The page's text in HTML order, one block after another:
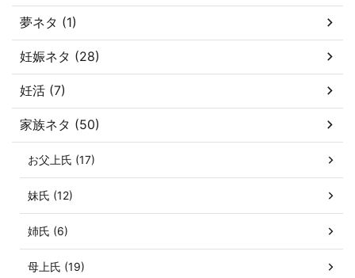
夢ネタ (1)
妊娠ネタ (28)
妊活 (7)
家族ネタ (50)
お父上氏 (17)
妹氏 (12)
姉氏 (6)
母上氏 (19)